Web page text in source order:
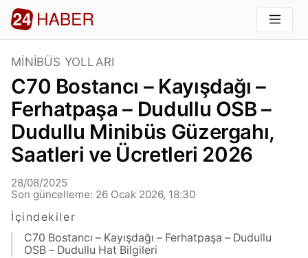
MINIBÜS YOLLARI
C70 Bostancı – Kayışdağı –
Ferhatpaşa – Dudullu OSB –
Dudullu Minibüs Güzergahı,
Saatleri ve Ücretleri 2026
28/08/2025
Son güncelleme: 26 Ocak 2026, 18:30
İçindekiler
C70 Bostancı – Kayışdağı – Ferhatpaşa – Dudullu
OSB – Dudullu Hat Bilgileri